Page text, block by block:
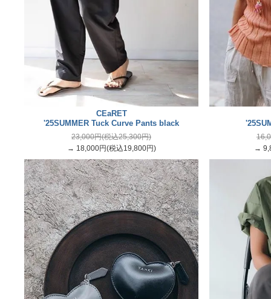
CEaRET
'25SUMMER Tuck Curve Pants black
23,000円(税込25,300円)
→ 18,000円(税込19,800円)
→